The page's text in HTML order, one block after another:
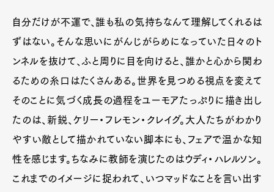
自分だけが不運で、誰も私の気持ちなんて理解してくれるは
ずはない。そんな思いにがんじがらめになっていた日々のト
ンネルを抜けて、ふと周りに目を向けると、誰かと心から関わ
るための糸口はたくさんある。世界を見つめる視点を変えて
そのことに気づく成長の過程をユーモアたっぷりに描き出し
たのは、新鋭、ケリー・フレモン・クレイグ。大人たちがわかり
やすい敵として描かれていない脚本にも、フェアで温かな知
性を感じます。ちなみに教師を演じたのはウディ・ハレルソン。
これまでのイメージに捉われて、いつマッドなことを言い出す